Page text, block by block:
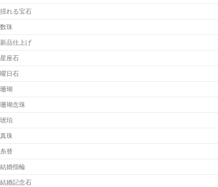
揺れる宝石
数珠
新品仕上げ
星座石
曜日石
珊瑚
珊瑚念珠
琥珀
真珠
糸替
結婚指輪
結婚記念石